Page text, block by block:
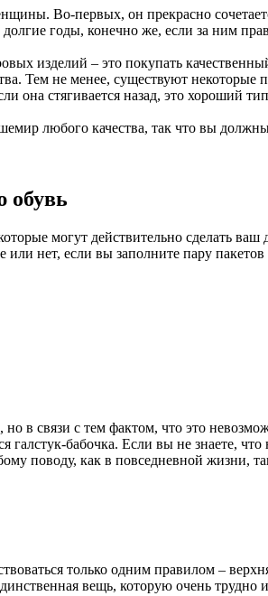
Во-первых, он прекрасно
годы, конечно же, если за ним
изделий – это покупать
Тем не менее, существуют
она стягивается назад, это хороший
любого качества, так что вы
обувь
могут действительно сделать
нет, если вы заполните пару
в связи с тем фактом, что это
бабочка. Если вы не знаете,
поводу, как в повседневной жизни,
только одним правилом –
вещь, которую очень